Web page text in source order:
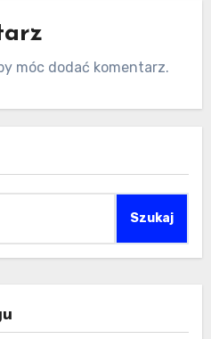
móc dodać komentarz.